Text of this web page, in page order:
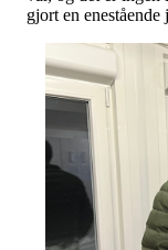
gjort en